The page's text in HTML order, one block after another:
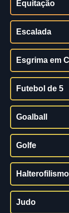
Equitação
Escalada
Esgrima em
Futebol de 5
Goalball
Golfe
Halterofilismo
Judo